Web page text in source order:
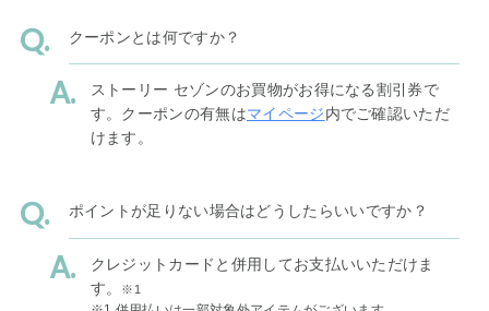
クーポンとは何ですか？
ストーリー セゾンのお買物がお得になる割引券で
す。クーポンの有無はマイページ内でご確認いただ
けます。
ポイントが足りない場合はどうしたらいいですか？
クレジットカードと併用してお支払いいただけま
す。
※1